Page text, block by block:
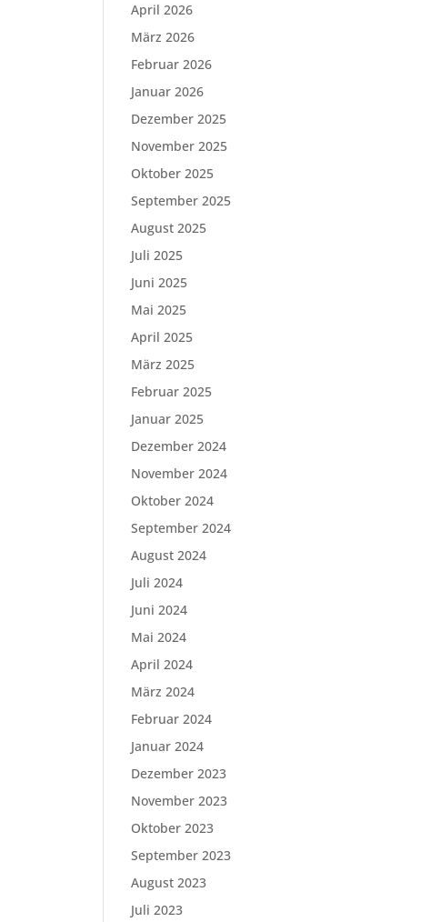
April 2026
März 2026
Februar 2026
Januar 2026
Dezember 2025
November 2025
Oktober 2025
September 2025
August 2025
Juli 2025
Juni 2025
Mai 2025
April 2025
März 2025
Februar 2025
Januar 2025
Dezember 2024
November 2024
Oktober 2024
September 2024
August 2024
Juli 2024
Juni 2024
Mai 2024
April 2024
März 2024
Februar 2024
Januar 2024
Dezember 2023
November 2023
Oktober 2023
September 2023
August 2023
Juli 2023